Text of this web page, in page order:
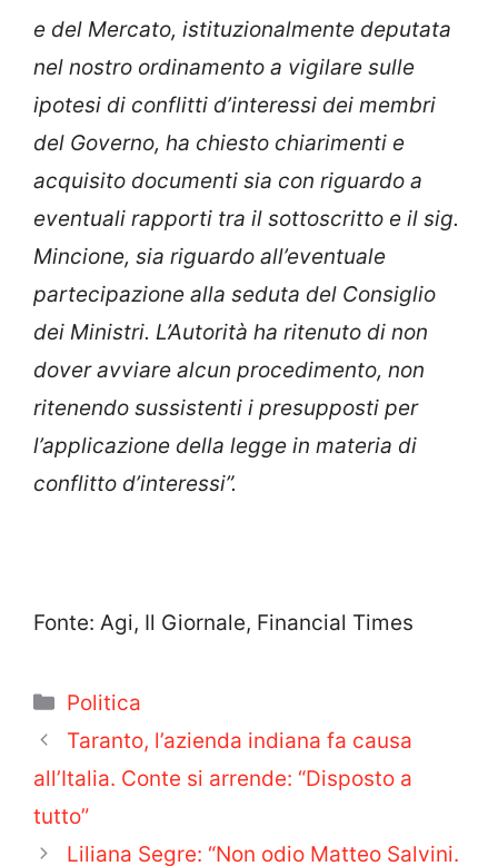
e del Mercato, istituzionalmente deputata
nel nostro ordinamento a vigilare sulle
ipotesi di conflitti d’interessi dei membri
del Governo, ha chiesto chiarimenti e
acquisito documenti sia con riguardo a
eventuali rapporti tra il sottoscritto e il sig.
Mincione, sia riguardo all’eventuale
partecipazione alla seduta del Consiglio
dei Ministri. L’Autorità ha ritenuto di non
dover avviare alcun procedimento, non
ritenendo sussistenti i presupposti per
l’applicazione della legge in materia di
conflitto d’interessi”.
Fonte: Agi, Il Giornale, Financial Times
Categorie
Politica
Taranto, l’azienda indiana fa causa
all’Italia. Conte si arrende: “Disposto a
tutto”
Liliana Segre: “Non odio Matteo Salvini.